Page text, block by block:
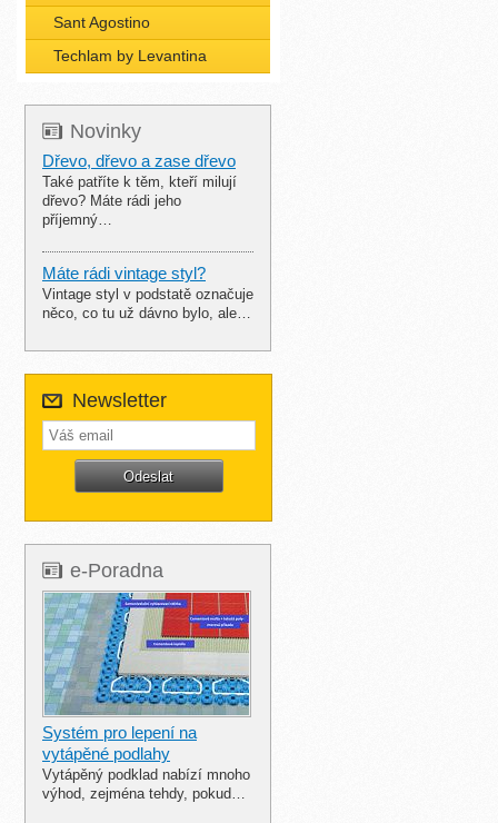
Sant Agostino
Techlam by Levantina
Novinky
Dřevo, dřevo a zase dřevo
Také patříte k těm, kteří milují
dřevo? Máte rádi jeho
příjemný…
Máte rádi vintage styl?
Vintage styl v podstatě označuje
něco, co tu už dávno bylo, ale…
Newsletter
e-Poradna
Systém pro lepení na
vytápěné podlahy
Vytápěný podklad nabízí mnoho
výhod, zejména tehdy, pokud…